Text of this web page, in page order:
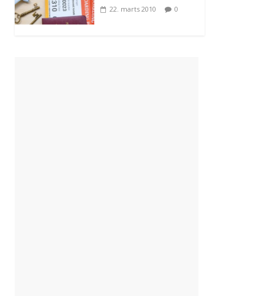
22. marts 2010 0